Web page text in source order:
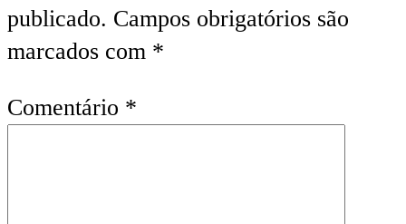
publicado. Campos obrigatórios são
marcados com *
Comentário *